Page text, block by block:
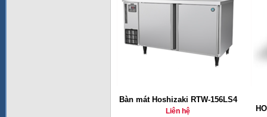
Bàn mát Hoshizaki RTW-156LS4
Liên hệ